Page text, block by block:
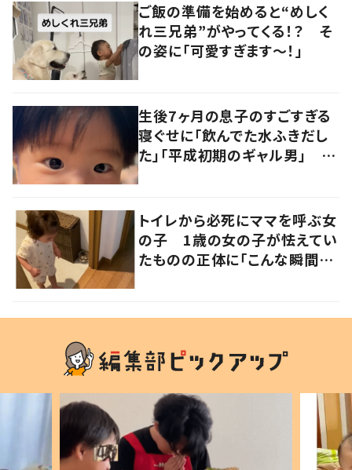
ご飯の準備を始めると“めしく
れ三兄弟”がやってくる！？ そ
の姿に「可愛すぎます〜！」
生後7ヶ月の息子のすごすぎる
寝ぐせに「飲んでた水ふきだし
た」「平成初期のギャル男」 実
トイレから必死にママを呼ぶ女
の子 1歳の女の子が怯えてい
たものの正体に「こんな瞬間